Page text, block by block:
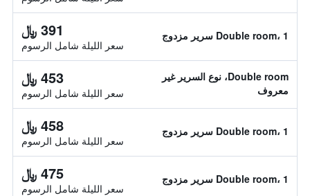
Double room، 1 سرير مزدوج 391 ﷼
سعر الليلة شامل الرسوم
Double room، نوع السرير غير
معروف
453 ﷼
سعر الليلة شامل الرسوم
Double room، 1 سرير مزدوج 458 ﷼
سعر الليلة شامل الرسوم
Double room، 1 سرير مزدوج 475 ﷼
سعر الليلة شامل الرسوم